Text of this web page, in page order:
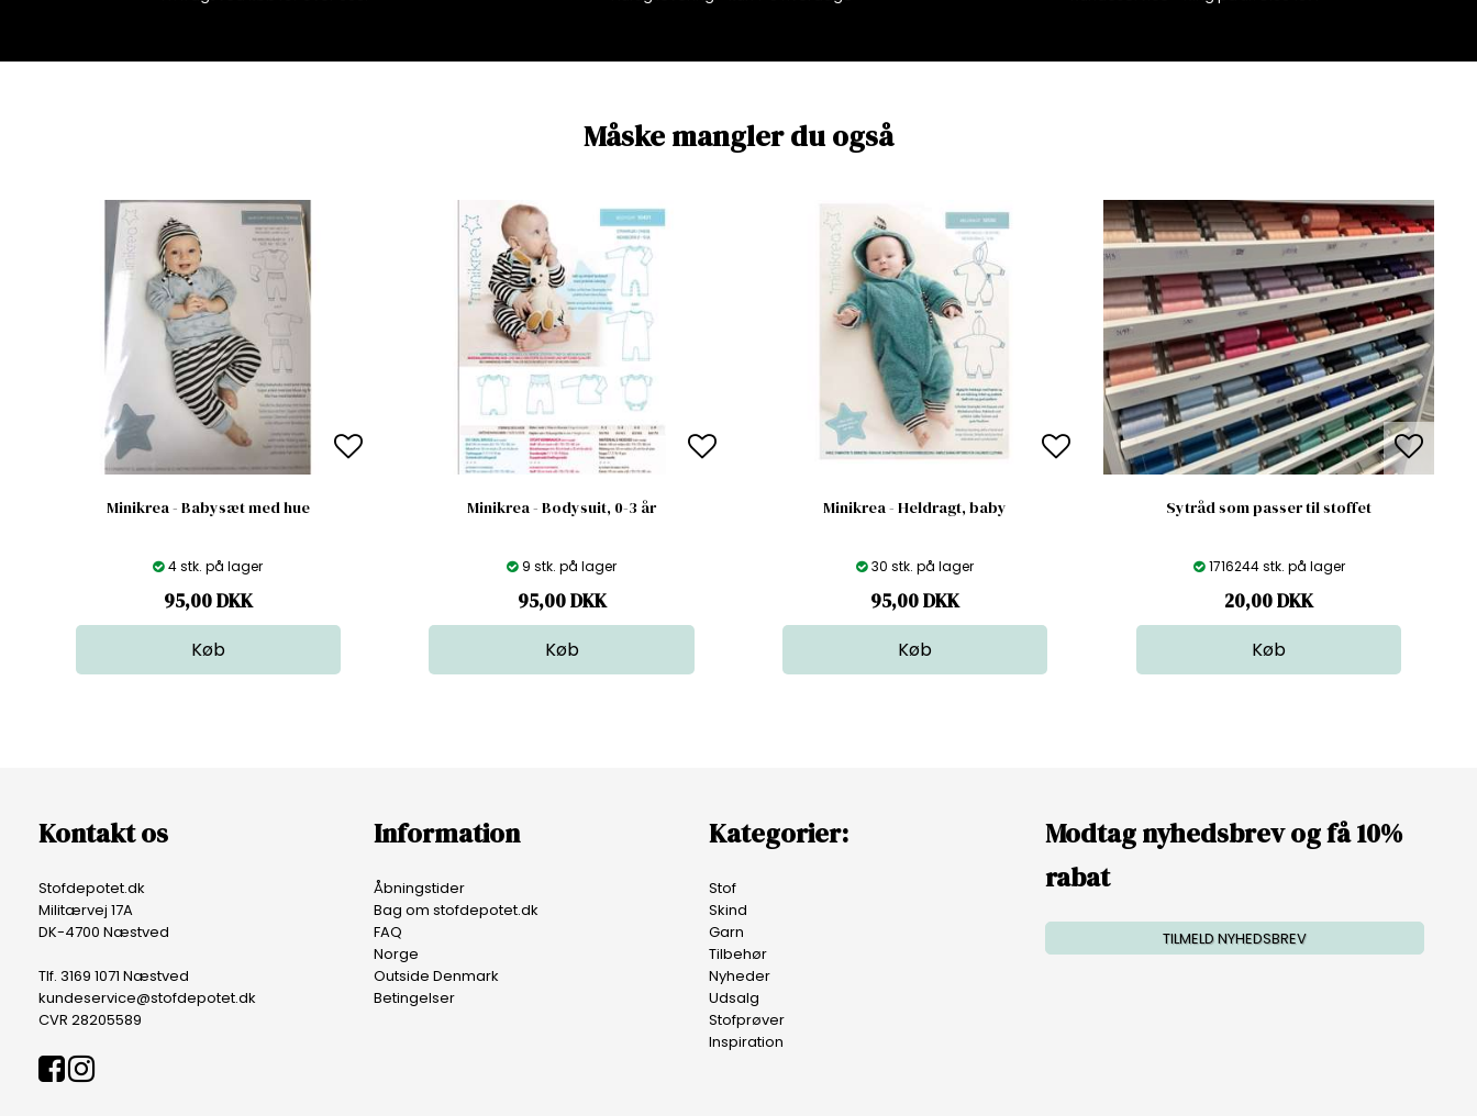
Måske mangler du også
Minikrea - Babysæt med hue
4 stk. på lager
95,00DKK
Minikrea - Bodysuit, 0-3 år
9 stk. på lager
95,00DKK
Minikrea - Heldragt, baby
30 stk. på lager
95,00DKK
Sytråd som passer til stoffet
1716244 stk. på lager
20,00DKK
Kontakt os
Stofdepotet.dk
Militærvej 17A
DK-4700 Næstved
Tlf. 3169 1071 Næstved
kundeservice@stofdepotet.dk
CVR 28205589
Information
Åbningstider
Bag om stofdepotet.dk
FAQ
Norge
Outside Denmark
Betingelser
Kategorier:
Stof
Skind
Garn
Tilbehør
Nyheder
Udsalg
Stofprøver
Inspiration
Modtag nyhedsbrev og få 10%
rabat
TILMELD NYHEDSBREV